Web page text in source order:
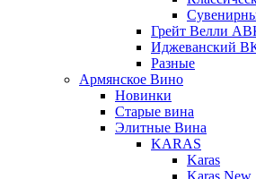
Грейт Велли
Иджеванский
Разные
Армянское Вино
Новинки
Старые вина
Элитные Вина
KARAS
Karas
Karas New